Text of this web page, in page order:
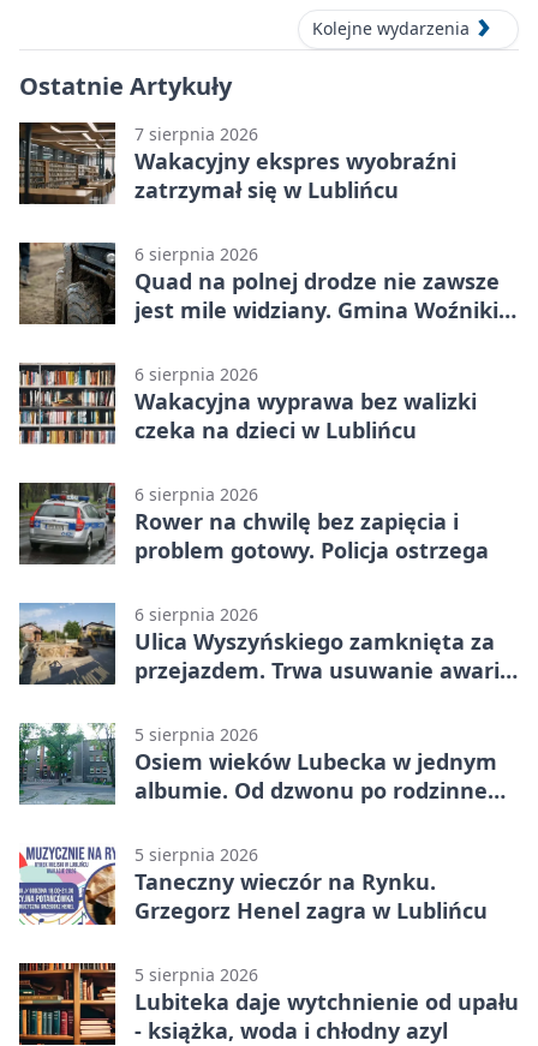
Kolejne wydarzenia
Ostatnie Artykuły
7 sierpnia 2026
Wakacyjny ekspres wyobraźni
zatrzymał się w Lublińcu
6 sierpnia 2026
Quad na polnej drodze nie zawsze
jest mile widziany. Gmina Woźniki
6 sierpnia 2026
Wakacyjna wyprawa bez walizki
czeka na dzieci w Lublińcu
6 sierpnia 2026
Rower na chwilę bez zapięcia i
problem gotowy. Policja ostrzega
6 sierpnia 2026
Ulica Wyszyńskiego zamknięta za
przejazdem. Trwa usuwanie awarii
5 sierpnia 2026
Osiem wieków Lubecka w jednym
albumie. Od dzwonu po rodzinne
5 sierpnia 2026
Taneczny wieczór na Rynku.
Grzegorz Henel zagra w Lublińcu
5 sierpnia 2026
Lubiteka daje wytchnienie od upału
- książka, woda i chłodny azyl